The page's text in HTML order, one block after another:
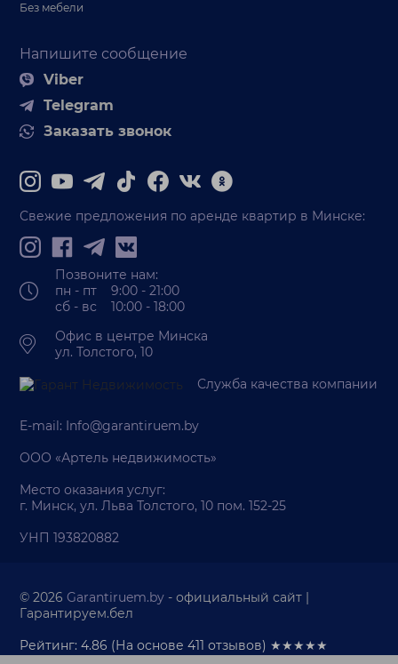
Напишите сообщение
Viber
Telegram
Заказать звонок
Без мебели
Свежие предложения по аренде квартир в Минске:
Позвоните нам:
пн - пт 9:00 - 21:00
сб - вс 10:00 - 18:00
Офис в центре Минска
ул. Толстого, 10
Служба качества компании
E-mail: Info@garantiruem.by
ООО «Артель недвижимость»
Место оказания услуг:
г. Минск, ул. Льва Толстого, 10 пом. 152-25
УНП 193820882
© 2026Garantiruem.by - официальный сайт |
Гарантируем.бел
Рейтинг: 4.86 (На основе411 отзывов) ★★★★★